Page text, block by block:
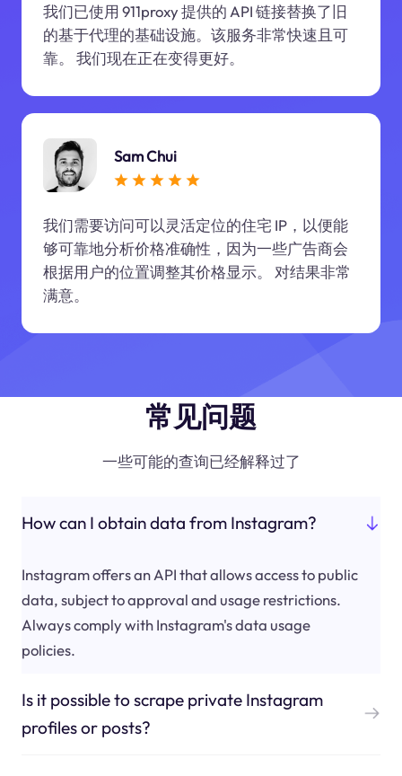
我们已使用 911proxy 提供的 API 链接替换了旧
的基于代理的基础设施。该服务非常快速且可
靠。 我们现在正在变得更好。
Sam Chui
我们需要访问可以灵活定位的住宅 IP，以便能
够可靠地分析价格准确性，因为一些广告商会
根据用户的位置调整其价格显示。 对结果非常
满意。
常见问题
一些可能的查询已经解释过了
How can I obtain data from Instagram?
Instagram offers an API that allows access to public
data, subject to approval and usage restrictions.
Always comply with Instagram's data usage
policies.
Is it possible to scrape private Instagram
profiles or posts?